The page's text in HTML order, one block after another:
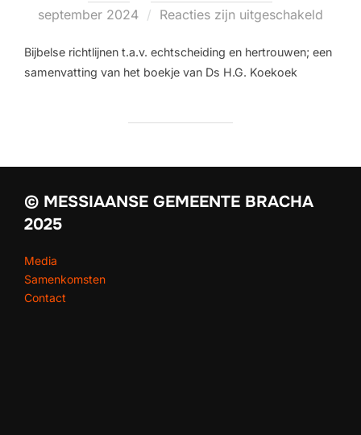
september 2024
Reacties zijn uitgeschakeld
Bijbelse richtlijnen t.a.v. echtscheiding en hertrouwen; een
samenvatting van het boekje van Ds H.G. Koekoek
© MESSIAANSE GEMEENTE BRACHA
2025
Media
Samenkomsten
Contact